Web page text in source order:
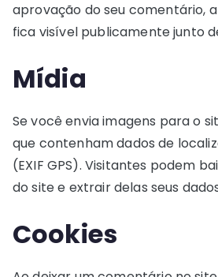
aprovação do seu comentário,
fica visível publicamente junto
Mídia
Se você envia imagens para o
que contenham dados de
(EXIF GPS). Visitantes podem
do site e extrair delas seus
Cookies